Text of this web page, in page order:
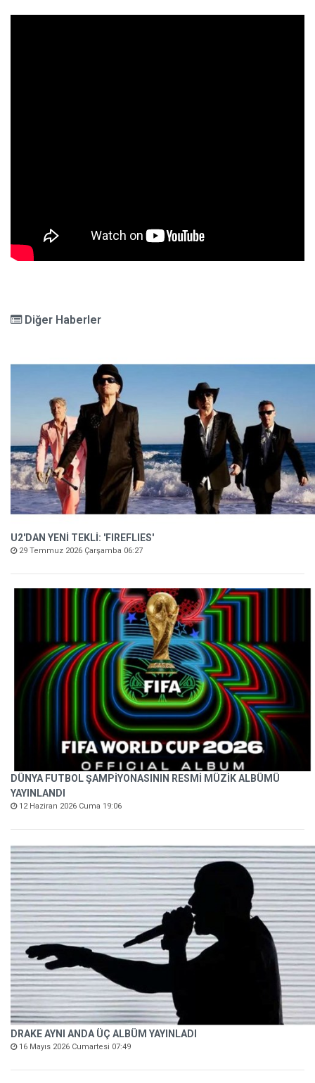
Diğer Haberler
U2'DAN YENİ TEKLİ: 'FIREFLIES'
29 Temmuz 2026 Çarşamba 06:27
DÜNYA FUTBOL ŞAMPİYONASININ RESMİ MÜZİK ALBÜMÜ
YAYINLANDI
12 Haziran 2026 Cuma 19:06
DRAKE AYNI ANDA ÜÇ ALBÜM YAYINLADI
16 Mayıs 2026 Cumartesi 07:49